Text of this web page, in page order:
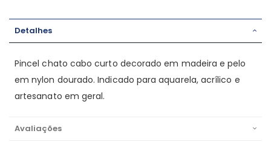
Detalhes
Pincel chato cabo curto decorado em madeira e pelo
em nylon dourado. Indicado para aquarela, acrílico e
artesanato em geral.
Avaliações